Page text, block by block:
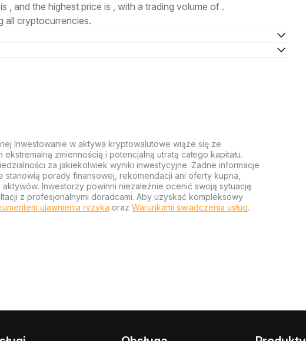
, and the highest price is , with a trading volume of .
all cryptocurrencies.
Inwestowanie w aktywa kryptowalutowe wiąże się ze
zmiennością i potencjalną utratą całego kapitału.
za jakiekolwiek wyniki inwestycyjne. Żadne informacje
stanowią porady finansowej, rekomendacji ani oferty kupna,
Inwestorzy powinni niezależnie ocenić swoją sytuację
z profesjonalnymi doradcami. Aby uzyskać kompleksowy
ujawnienia ryzyka oraz Warunkami świadczenia usług.